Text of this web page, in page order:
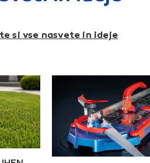
si vse nasvete in ideje